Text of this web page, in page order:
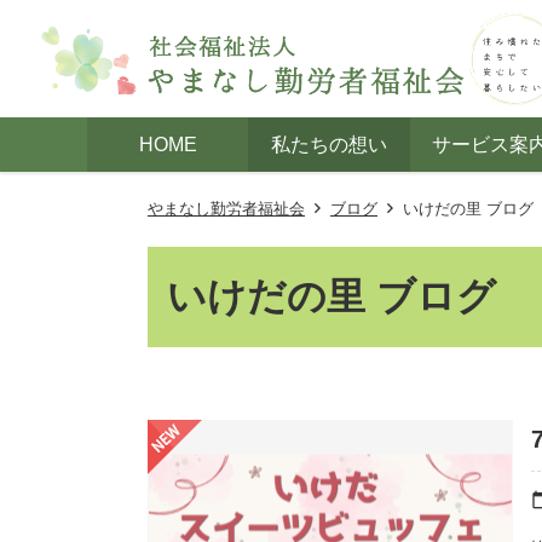
HOME 私たちの想い サービス案
やまなし勤労者福祉会 ブログ いけだの里 ブログ
いけだの里 ブログ